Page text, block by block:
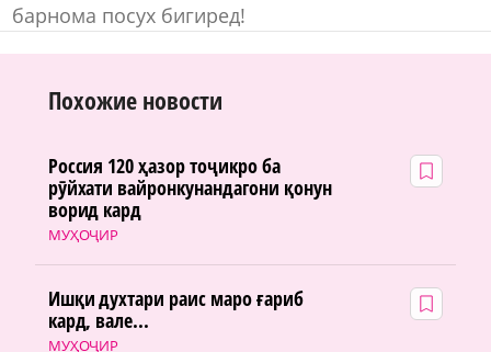
барнома посух бигиред!
Похожие новости
МУҲОҶИР
Россия 120 ҳазор тоҷикро ба
рӯйхати вайронкунандагони қонун
ворид кард
МУҲОҶИР
Ишқи духтари раис маро ғариб
кард, вале...